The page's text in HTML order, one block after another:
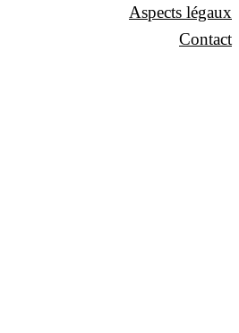
Aspects légaux
Contact